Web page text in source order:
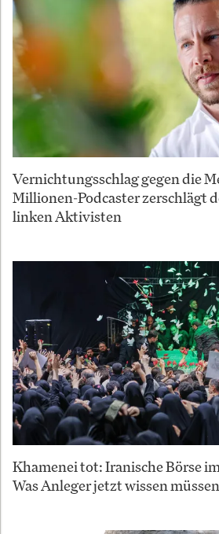
Vernichtungsschlag gegen die
Millionen-Podcaster zerschlägt
linken Aktivisten
Khamenei tot: Iranische Börse
Was Anleger jetzt wissen müssen